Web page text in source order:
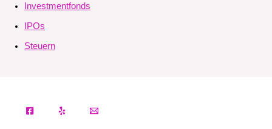
Investmentfonds
IPOs
Steuern